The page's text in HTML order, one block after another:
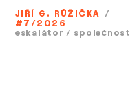
JIŘÍ G. RŮŽIČKA /
#7/2026
eskalátor / společnost